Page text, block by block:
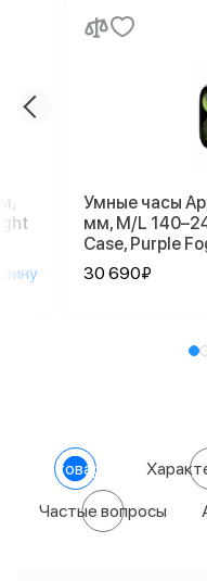
Умные часы
мм, M/L
Case, Purple
30 690₽
О товаре
Частые вопросы